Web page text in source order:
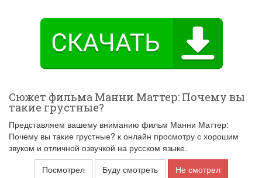
Сюжет фильма Манни Маттер: Почему вы
такие грустные?
Представляем вашему вниманию фильм Манни Маттер:
Почему вы такие грустные? к онлайн просмотру с хорошим
звуком и отличной озвучкой на русском языке.
Посмотрел
Буду смотреть Не смотрел